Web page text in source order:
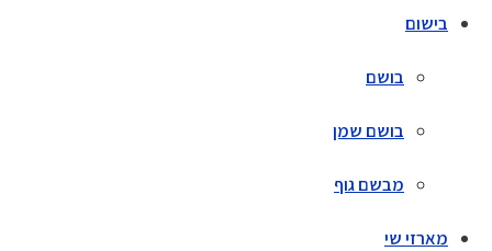
בישום
בושם
בושם שמן
מבשם גוף
מארזי שי